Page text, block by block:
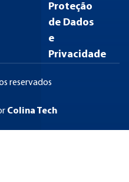
Proteção
de Dados
e
Privacidade
reservados
Colina Tech